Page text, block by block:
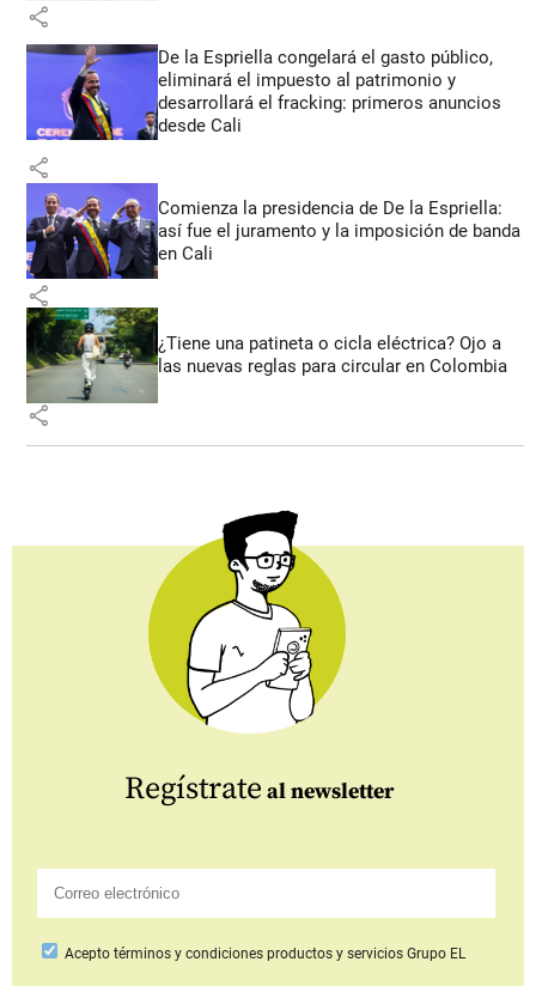
share
De la Espriella congelará el gasto público,
eliminará el impuesto al patrimonio y
desarrollará el fracking: primeros anuncios
desde Cali
share
Comienza la presidencia de De la Espriella:
así fue el juramento y la imposición de banda
en Cali
share
¿Tiene una patineta o cicla eléctrica? Ojo a
las nuevas reglas para circular en Colombia
share
Regístrate al newsletter
Aceptotérminos y condiciones productos y serviciosGrupo EL